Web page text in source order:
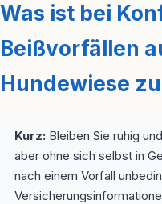
Was ist bei
Beißvorfällen
Hundewiese
Kurz: Bleiben Sie ruhig
aber ohne sich selbst in
nach einem Vorfall